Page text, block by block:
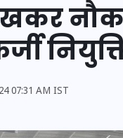
07:31 AM IST